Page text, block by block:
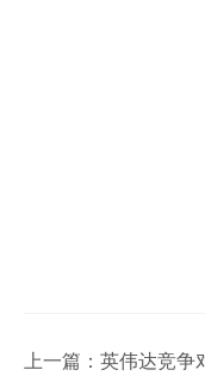
上一篇： 英伟达竞争